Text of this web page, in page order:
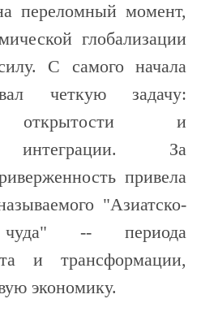
переломный момент,
глобализации
С самого начала
четкую задачу:
открытости и
интеграции. За
привела
"Азиатско-
чуда" -- периода
и трансформации,
экономику.